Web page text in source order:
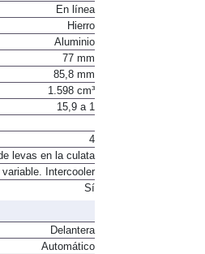
En línea
Hierro
Aluminio
77 mm
85,8 mm
1.598 cm³
15,9 a 1
4
levas en la culata
Intercooler
Sí
Delantera
Automático